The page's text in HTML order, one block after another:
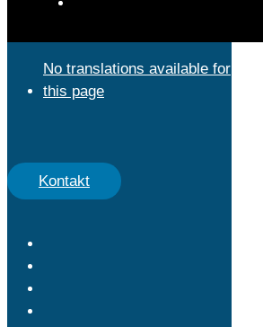
Kontakt
No translations available for
this page